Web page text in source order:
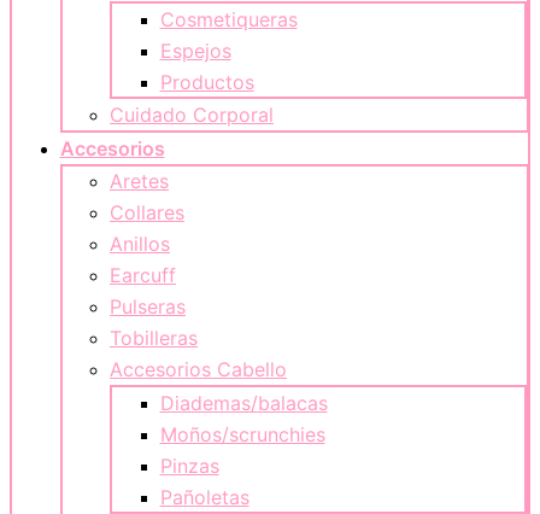
Cosmetiqueras
Espejos
Productos
Cuidado Corporal
Accesorios
Aretes
Collares
Anillos
Earcuff
Pulseras
Tobilleras
Accesorios Cabello
Diademas/balacas
Moños/scrunchies
Pinzas
Pañoletas